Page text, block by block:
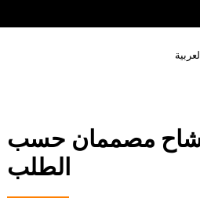
مصممان حسب
الطلب